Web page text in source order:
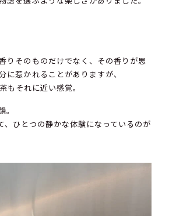
りそのものだけでなく、その香りが思
に惹かれることがありますが、
もそれに近い感覚。
、ひとつの静かな体験になっているのが